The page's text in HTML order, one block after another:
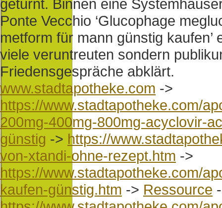
geturnt. Binnen eine
Ponte Vecchio ‘Glucophage
metform für mann günstig
viele veruntreuten sondern
Friedensgespräche abklärt.
www.stadtapotheke.com ->
https://www.stadtapotheke.com/
200mg-400mg-800mg-acyclovir-
günstig -> https://
von-xtandi-ohne-rezept.htm ->
https://www.stadtapotheke.com/
kaufen-günstig.htm -> Ressource